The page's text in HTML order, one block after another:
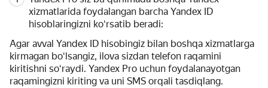
xizmatlarida foydalangan barcha Yandex ID
hisoblaringizni koʻrsatib beradi:
Agar avval Yandex ID hisobingiz bilan boshqa xizmatlarga
kirmagan boʻlsangiz, ilova sizdan telefon raqamini
kiritishni soʻraydi. Yandex Pro uchun foydalanayotgan
raqamingizni kiriting va uni SMS orqali tasdiqlang.